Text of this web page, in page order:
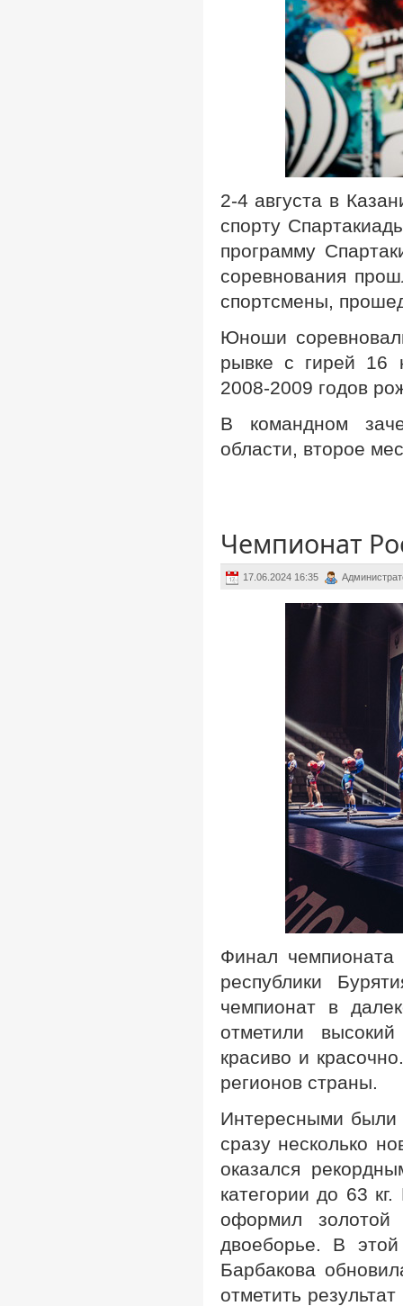
2-4 августа в
спорту
программу
соревнования
спортсмены,
Юноши
рывке с гирей 16
2008-2009 годов
В командном
области, второе
Чемпионат
17.06.2024 16:35
Финал
республики
чемпионат в
отметили
красиво и
регионов страны.
Интересными были
сразу несколько
оказался
категории до 63
оформил
двоеборье. В
Барбакова
отметить